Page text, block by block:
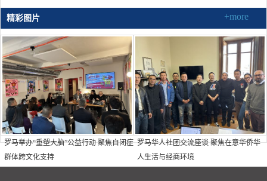
精彩图片 +more
罗马举办“重塑大脑”公益行动 聚焦自闭症
群体跨文化支持
罗马华人社团交流座谈 聚焦在意华侨华
人生活与经商环境